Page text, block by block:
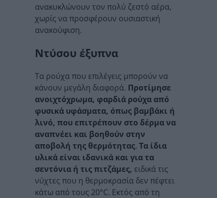
ανακυκλώνουν τον πολύ ζεστό αέρα,
χωρίς να προσφέρουν ουσιαστική
ανακούφιση.
Ντύσου έξυπνα
Τα ρούχα που επιλέγεις μπορούν να
κάνουν μεγάλη διαφορά. Προτίμησε
ανοιχτόχρωμα, φαρδιά ρούχα από
φυσικά υφάσματα, όπως βαμβάκι ή
λινό, που επιτρέπουν στο δέρμα να
αναπνέει και βοηθούν στην
αποβολή της θερμότητας. Τα ίδια
υλικά είναι ιδανικά και για τα
σεντόνια ή τις πιτζάμες, ειδικά τις
νύχτες που η θερμοκρασία δεν πέφτει
κάτω από τους 20°C. Εκτός από τη